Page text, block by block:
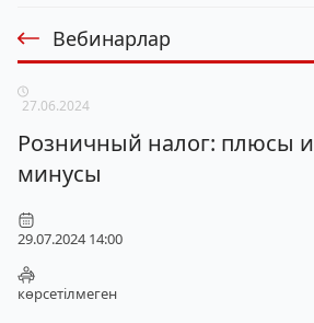
Вебинарлар
27.06.2024
Розничный налог: плюсы и
минусы
29.07.2024 14:00
көрсетілмеген